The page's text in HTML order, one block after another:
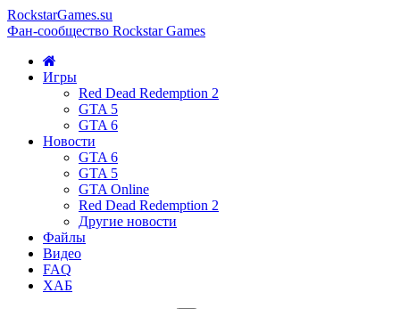
RockstarGames.su
Фан-сообщество Rockstar Games
Игры
Red Dead Redemption 2
GTA 5
GTA 6
Новости
GTA 6
GTA 5
GTA Online
Red Dead Redemption 2
Другие новости
Файлы
Видео
FAQ
ХАБ